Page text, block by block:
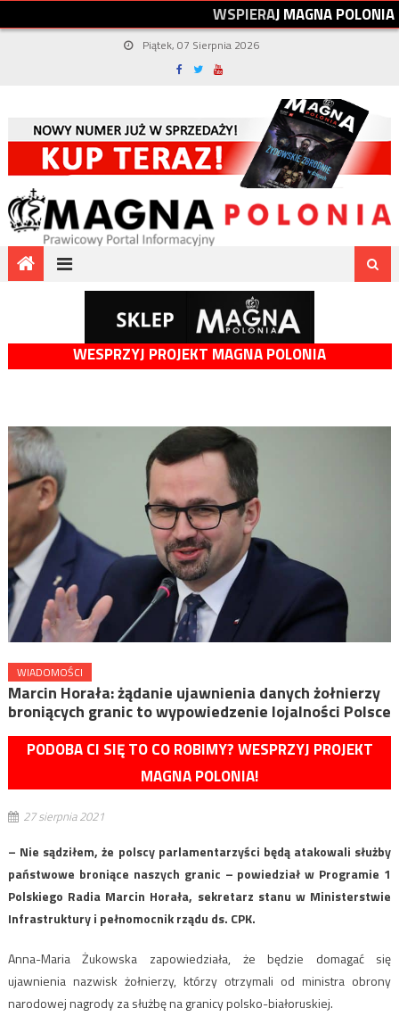
WSPIERAJMAGNAPOLONIA
Piątek, 07 Sierpnia 2026
WESPRZYJ PROJEKT MAGNA POLONIA
WIADOMOŚCI
Marcin Horała: żądanie ujawnienia danych żołnierzy
broniących granic to wypowiedzenie lojalności Polsce
PODOBA CI SIĘ TO CO ROBIMY? WESPRZYJ PROJEKT
MAGNA POLONIA!
27 sierpnia 2021
– Nie sądziłem, że polscy parlamentarzyści będą atakowali służby
państwowe broniące naszych granic – powiedział w Programie 1
Polskiego Radia Marcin Horała, sekretarz stanu w Ministerstwie
Infrastruktury i pełnomocnik rządu ds. CPK.
Anna-Maria Żukowska zapowiedziała, że będzie domagać się
ujawnienia nazwisk żołnierzy, którzy otrzymali od ministra obrony
narodowej nagrody za służbę na granicy polsko-białoruskiej.